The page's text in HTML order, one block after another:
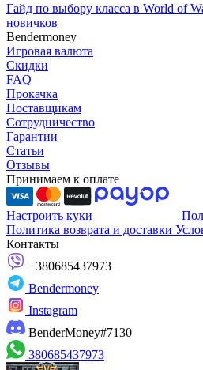
Гайд по выбору класса в World of
новичков
Bendermoney
Игровая валюта
Скидки
FAQ
Прокачка
Поставщикам
Сотрудничество
Гарантии
Статьи
Отзывы
Принимаем к оплате
Настроить куки
Политика возврата и доставки
Контакты
+380685437973
Bendermoney
Instagram
BenderMoney#7130
380685437973